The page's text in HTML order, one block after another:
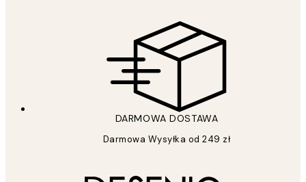
DARMOWA DOSTAWA
Darmowa Wysyłka od 249 zł